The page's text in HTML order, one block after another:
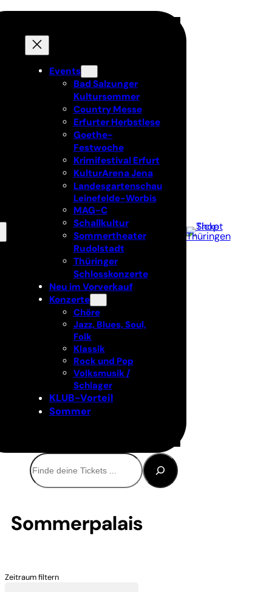
Events
Bad Salzunger
Kultursommer
Country Messe
Erfurter Herbstlese
Goethe-
Festwoche
Krimifestival Erfurt
KulturArena Jena
Landesgartenschau
Leinefelde-Worbis
MAG-C
Schallkultur
Sommertheater
Rudolstadt
Thüringer
Schlosskonzerte
Neu im Vorverkauf
Konzerte
Chöre
Jazz, Blues, Soul,
Folk
Klassik
Rock und Pop
Volksmusik /
Schlager
KLUB-Vorteil
Sommer
Suchen
Sommerpalais
Zeitraum filtern